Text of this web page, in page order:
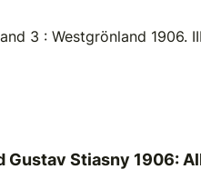
3 : Westgrönland 1906.
Gustav Stiasny 1906: